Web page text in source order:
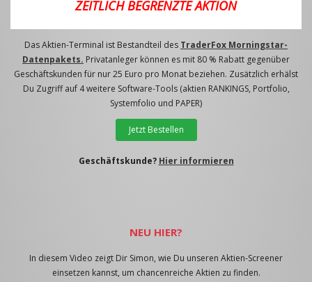
ZEITLICH BEGRENZTE AKTION
Das Aktien-Terminal ist Bestandteil des TraderFox Morningstar-
Datenpakets. Privatanleger können es mit 80 % Rabatt gegenüber
Geschäftskunden für nur 25 Euro pro Monat beziehen. Zusätzlich erhälst
Du Zugriff auf 4 weitere Software-Tools (aktien RANKINGS, Portfolio,
Systemfolio und PAPER)
Jetzt Bestellen
Geschäftskunde? Hier informieren
NEU HIER?
In diesem Video zeigt Dir Simon, wie Du unseren Aktien-Screener
einsetzen kannst, um chancenreiche Aktien zu finden.